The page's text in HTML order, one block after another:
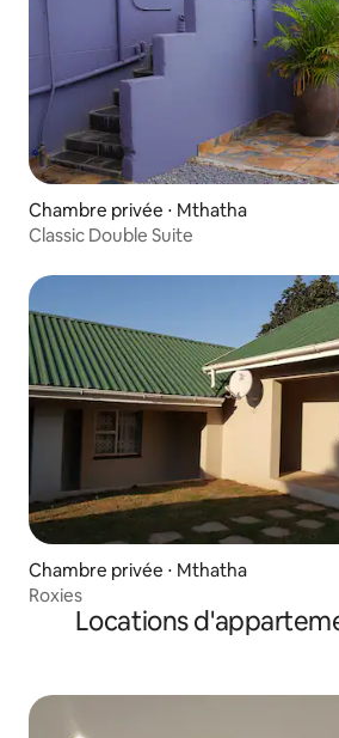
Chambre privée ⋅ Mthatha
Classic Double Suite
Chambre privée ⋅ Mthatha
Roxies
Locations